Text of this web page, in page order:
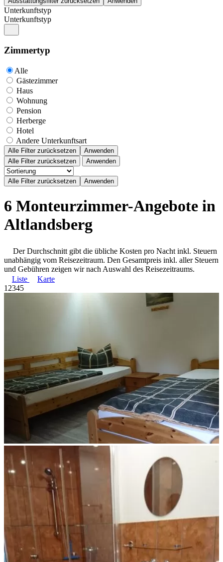
Unterkunftstyp
Unterkunftstyp
Zimmertyp
Alle
Gästezimmer
Haus
Wohnung
Pension
Herberge
Hotel
Andere Unterkunftsart
Alle Filter zurücksetzen
Anwenden
Alle Filter zurücksetzen
Anwenden
6 Monteurzimmer-Angebote in
Altlandsberg
Der Durchschnitt gibt die übliche Kosten pro Nacht inkl. Steuern
unabhängig vom Reisezeitraum. Den Gesamtpreis inkl. aller Steuern
und Gebühren zeigen wir nach Auswahl des Reisezeitraums.
Liste
Karte
1 2345